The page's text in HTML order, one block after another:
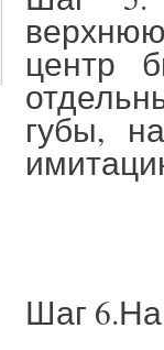
центр
губы,
Шаг